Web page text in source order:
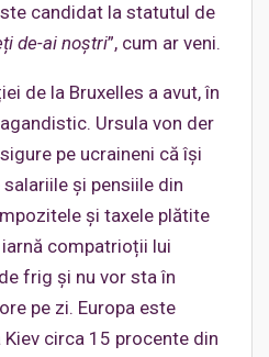
candidat la statutul de
de-ai noștri”, cum ar veni.
de la Bruxelles a avut, în
Ursula von der
pe ucraineni că își
și pensiile din
și taxele plătite
iarnă compatrioții lui
frig și nu vor sta în
pe zi. Europa este
circa 15 procente din